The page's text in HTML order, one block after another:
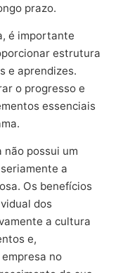
prazo.
é importante
estrutura
e aprendizes.
o progresso e
essenciais
não possui um
a
Os benefícios
dos
a cultura
e,
no